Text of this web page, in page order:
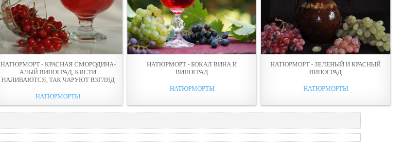
НАТЮРМОРТ - КРАСНАЯ СМОРОДИНА-
АЛЫЙ ВИНОГРАД, КИСТИ
НАЛИВАЮТСЯ, ТАК ЧАРУЮТ ВЗГЛЯД
НАТЮРМОРТЫ
НАТЮРМОРТ - БОКАЛ ВИНА И
ВИНОГРАД
НАТЮРМОРТЫ
НАТЮРМОРТ - ЗЕЛЕНЫЙ И КРАСНЫЙ
ВИНОГРАД
НАТЮРМОРТЫ